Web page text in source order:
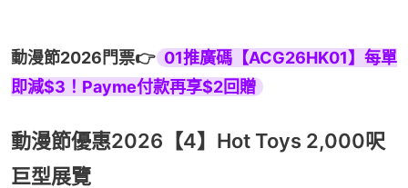
動漫節2026門票👉 01推廣碼【ACG26HK01】每單
即減$3！Payme付款再享$2回贈
動漫節優惠2026【4】Hot Toys 2,000呎
巨型展覽